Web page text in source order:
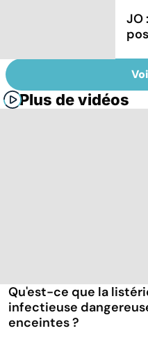
JO
Plus de vidéos
Qu'est-ce que la
infectieuse
enceintes ?